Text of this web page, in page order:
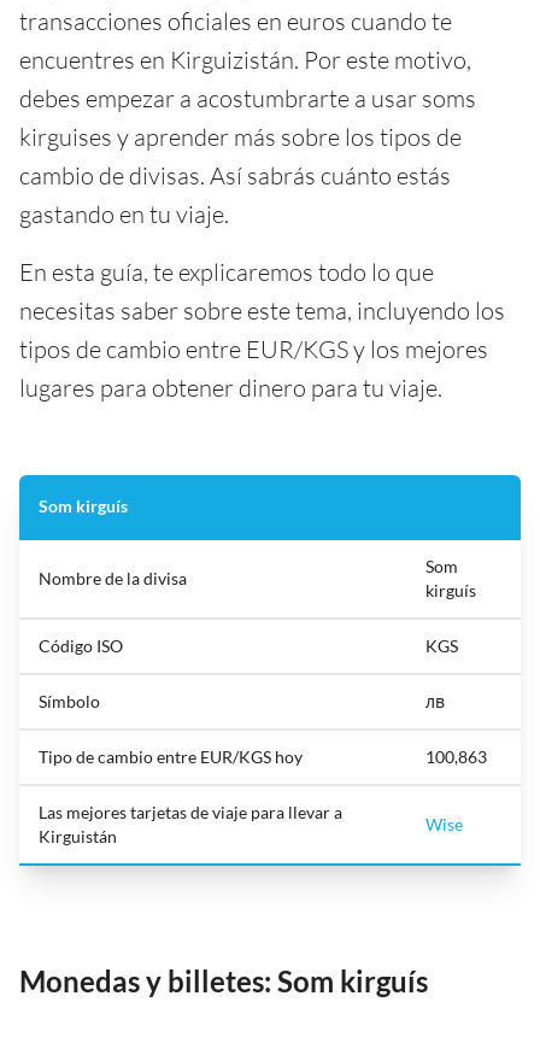
transacciones oficiales en euros cuando te
encuentres en Kirguizistán. Por este motivo,
debes empezar a acostumbrarte a usar soms
kirguises y aprender más sobre los tipos de
cambio de divisas. Así sabrás cuánto estás
gastando en tu viaje.
En esta guía, te explicaremos todo lo que
necesitas saber sobre este tema, incluyendo los
tipos de cambio entre EUR/KGS y los mejores
lugares para obtener dinero para tu viaje.
Som kirguís
Nombre de la divisa
Som
kirguís
Código ISO KGS
Símbolo лв
Tipo de cambio entre EUR/KGS hoy 100,863
Las mejores tarjetas de viaje para llevar a
Kirguistán
Wise
Monedas y billetes: Som kirguís